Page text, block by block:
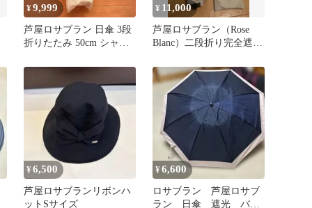
¥9,999
芦屋ロサブラン 日傘 3段
折りたたみ 50cm シャン
¥ 11,000
芦屋ロサブラン（Rose
Blanc）二段折り完全遮光
¥6,500
芦屋ロサブランリボンハ
ットSサイズ
¥6,600
ロサブラン 芦屋ロサブ
ラン 日傘 遮光 バイ